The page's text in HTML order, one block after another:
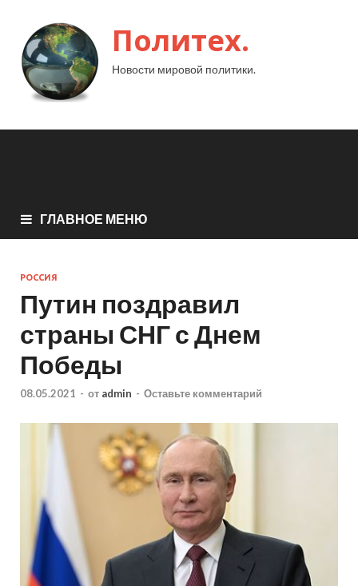
Политех.
Новости мировой политики.
ГЛАВНОЕ МЕНЮ
РОССИЯ
Путин поздравил
страны СНГ с Днем
Победы
08.05.2021 - от admin - Оставьте комментарий